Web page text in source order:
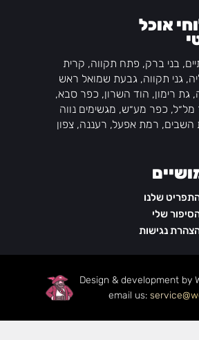
אוכל
בני ברק, פתח תקווה, קרית
גני תקווה, גבעת שמואל ראש
גת רימון, הוד השרון, כפר סבא,
כפר מע״ש, מגשימים נווה
השבים, רמת אפעל, רעננה, צפון
שלנו
שלי
נגישות
Design & development by
|
email us: